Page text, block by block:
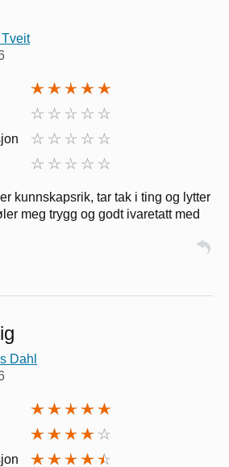
kunnskapsrik, tar tak i ting og lytter
meg trygg og godt ivaretatt med
Dahl